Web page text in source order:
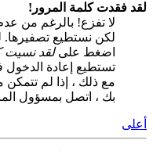
لقد فقدت كلمة المرور!
لا تفزع! بالرغم من
لكن نستطيع تصفيرها.
اضغط علىلقد نسيت
تستطيع إعادة
مع ذلك ، إذا لم تتمكن
بك ، اتصل بمسؤول
أعلى